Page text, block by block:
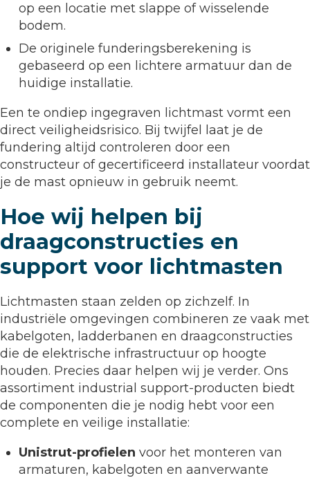
op een locatie met slappe of wisselende
bodem.
De originele funderingsberekening is
gebaseerd op een lichtere armatuur dan de
huidige installatie.
Een te ondiep ingegraven lichtmast vormt een
direct veiligheidsrisico. Bij twijfel laat je de
fundering altijd controleren door een
constructeur of gecertificeerd installateur voordat
je de mast opnieuw in gebruik neemt.
Hoe wij helpen bij
draagconstructies en
support voor lichtmasten
Lichtmasten staan zelden op zichzelf. In
industriële omgevingen combineren ze vaak met
kabelgoten, ladderbanen en draagconstructies
die de elektrische infrastructuur op hoogte
houden. Precies daar helpen wij je verder. Ons
assortiment industrial support-producten biedt
de componenten die je nodig hebt voor een
complete en veilige installatie:
Unistrut-profielen voor het monteren van
armaturen, kabelgoten en aanverwante